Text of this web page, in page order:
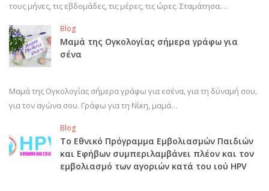
τους μήνες, τις εβδομάδες, τις μέρες, τις ώρες. Σταμάτησα.…
Blog
Μαμά της Ογκολογίας σήμερα γράφω για
σένα
Μαμά της Ογκολογίας σήμερα γράφω για εσένα, για τη δύναμή σου,
για τον αγώνα σου. Γράφω για τη Νίκη, μαμά…
Blog
Το Εθνικό Πρόγραμμα Εμβολιασμών Παιδιών
και Εφήβων συμπεριλαμβάνει πλέον και τον
εμβολιασμό των αγοριών κατά του ιού HPV